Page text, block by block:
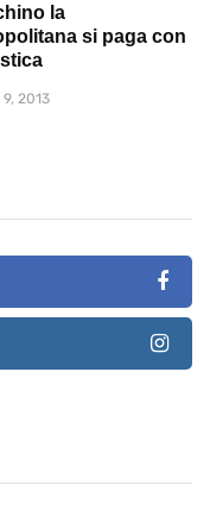
la
si paga con
2013